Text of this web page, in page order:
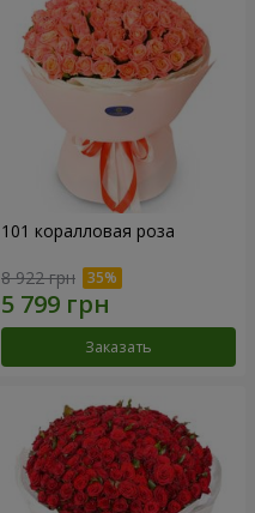
101 коралловая роза
8 922 грн
Заказать